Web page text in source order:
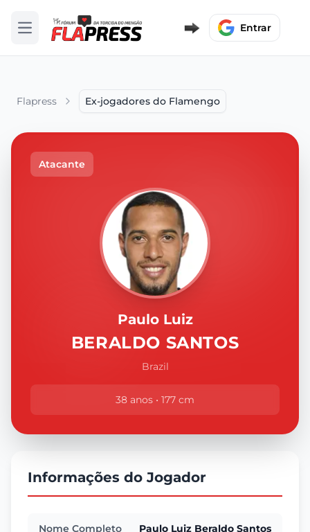
Abrir menu Entrar
Flapress Ex-jogadores do Flamengo
Atacante
Paulo Luiz
BERALDO SANTOS
Brazil
38 anos • 177 cm
Informações do Jogador
Nome Completo Paulo Luiz Beraldo Santos